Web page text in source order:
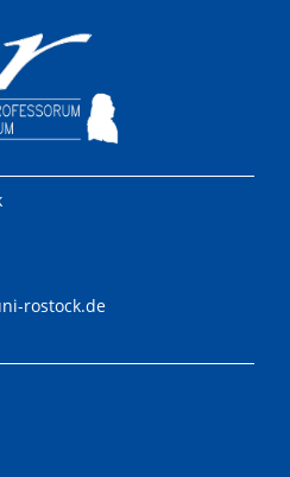
rostock.de